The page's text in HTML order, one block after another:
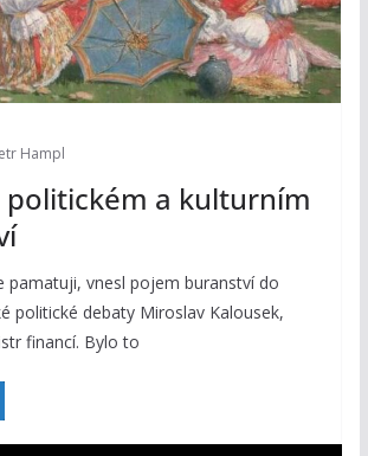
Hampl
politickém a kulturním
pamatuji, vnesl pojem buranství do
politické debaty Miroslav Kalousek,
financí. Bylo to